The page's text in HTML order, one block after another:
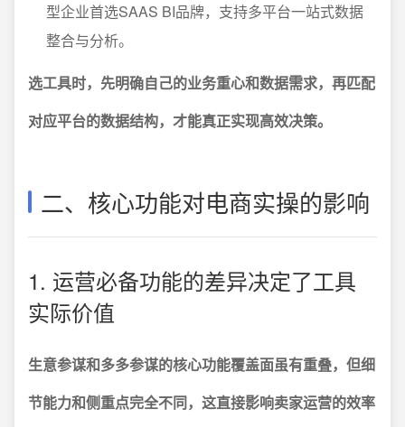
型企业首选SAAS BI品牌，支持多平台一站式数据
整合与分析。
选工具时，先明确自己的业务重心和数据需求，再匹配
对应平台的数据结构，才能真正实现高效决策。
二、核心功能对电商实操的影响
1. 运营必备功能的差异决定了工具
实际价值
生意参谋和多多参谋的核心功能覆盖面虽有重叠，但细
节能力和侧重点完全不同，这直接影响卖家运营的效率